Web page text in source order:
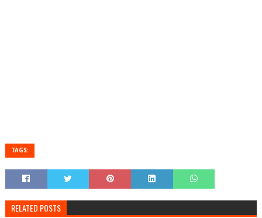
TAGS:
RELATED POSTS